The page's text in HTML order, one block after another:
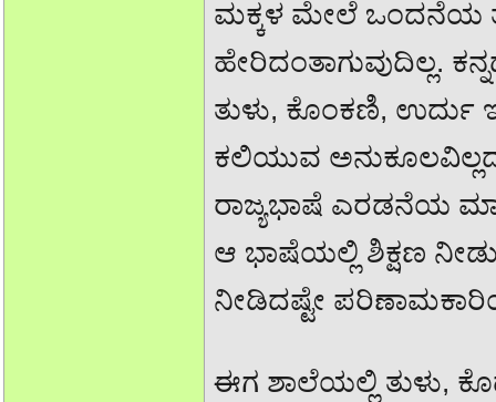
ಮಕ್ಕಳ ಮೇಲೆ ಒಂದನೆಯ
ಹೇರಿದಂತಾಗುವುದಿಲ್ಲ.
ತುಳು, ಕೊಂಕಣಿ, ಉರ್ದು
ಕಲಿಯುವ
ರಾಜ್ಯಭಾಷೆ ಎರಡನೆಯ
ಆ ಭಾಷೆಯಲ್ಲಿ ಶಿಕ್ಷಣ
ನೀಡಿದಷ್ಟೇ
ಈಗ ಶಾಲೆಯಲ್ಲಿ ತುಳು,